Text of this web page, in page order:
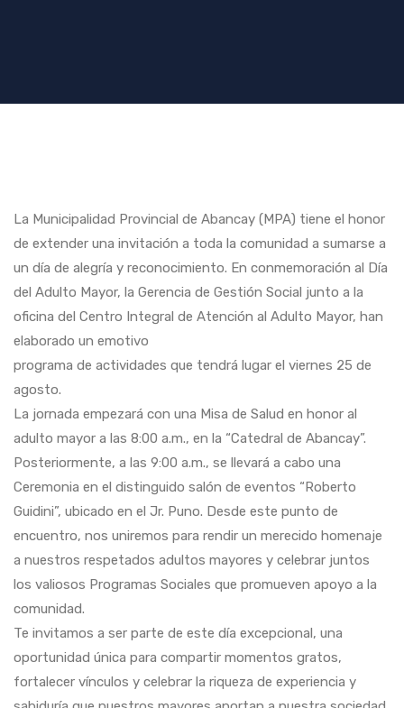
La Municipalidad Provincial de Abancay (MPA) tiene el honor
de extender una invitación a toda la comunidad a sumarse a
un día de alegría y reconocimiento. En conmemoración al Día
del Adulto Mayor, la Gerencia de Gestión Social junto a la
oficina del Centro Integral de Atención al Adulto Mayor, han
elaborado un emotivo
programa de actividades que tendrá lugar el viernes 25 de
agosto.
La jornada empezará con una Misa de Salud en honor al
adulto mayor a las 8:00 a.m., en la “Catedral de Abancay”.
Posteriormente, a las 9:00 a.m., se llevará a cabo una
Ceremonia en el distinguido salón de eventos “Roberto
Guidini”, ubicado en el Jr. Puno. Desde este punto de
encuentro, nos uniremos para rendir un merecido homenaje
a nuestros respetados adultos mayores y celebrar juntos
los valiosos Programas Sociales que promueven apoyo a la
comunidad.
Te invitamos a ser parte de este día excepcional, una
oportunidad única para compartir momentos gratos,
fortalecer vínculos y celebrar la riqueza de experiencia y